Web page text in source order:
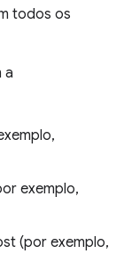
todos os
a
exemplo,
(por exemplo,